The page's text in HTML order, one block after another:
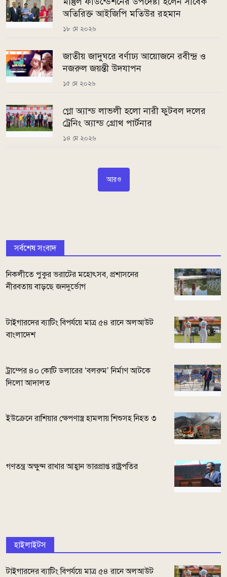
অতিরিক্ত আইজিপি মতিউর রহমান
১৮ মে ২০২৬
জাতীয় জাদুঘরে বর্ণাঢ্য আয়োজনে রবীন্দ্র ও
নজরুল জয়ন্তী উদযাপন
১৫ মে ২০২৬
গ্লো অ্যান্ড লাভলী হলো নারী ফুটবল দলের
ট্রেনিং অ্যান্ড গ্রোথ পার্টনার
১৪ মে ২০২৬
আরও
সর্বশেষ সংবাদ
নিকলীতে পুকুর ভরাটের মহোৎসব, প্রশাসনের
নীরবতায় বাড়ছে জনদুর্ভোগ
টাইগারদের ব্যাটিং বিপর্যয়ে মাত্র ৫৪ রানে অলআউট
বাংলাদেশ
ট্রাম্পের ৪০ কোটি ডলারের ‘বলরুম’ নির্মাণ আটকে
দিলো আদালত
ইউক্রেনে রাশিয়ার ক্ষেপণাস্ত্র হামলায় শিশুসহ নিহত ৩
গণতন্ত্র অক্ষুণ্ন রাখার আহ্বান ভারপ্রাপ্ত রাষ্ট্রপতির
হাইলাইটস
টাইগারদের ব্যাটিং বিপর্যয়ে মাত্র ৫৪ রানে অলআউট